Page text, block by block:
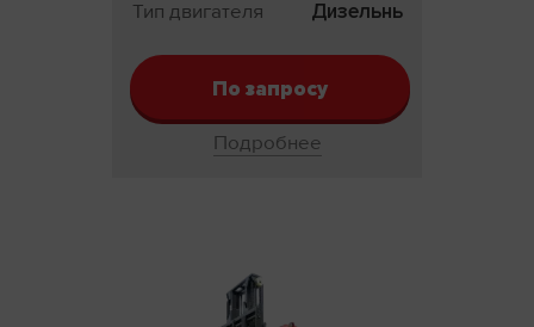
Тип двигателя
Дизельный
По запросу
Подробнее